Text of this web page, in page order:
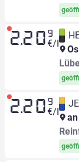
2.20 9
€/l
2.20 9
€/l
an